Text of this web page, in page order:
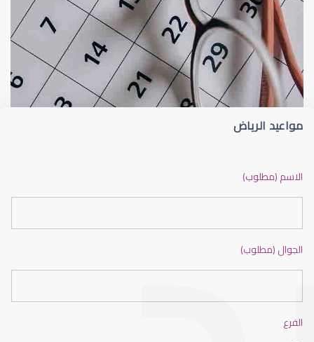
البصرياتالعدسات اللاصقة
مواعيد الرياض
الاسم (مطلوب)
الجوال (مطلوب)
الفرع